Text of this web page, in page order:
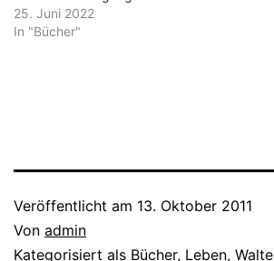
Diesmal sind es seine
Beobachtungen über die
um Briefe Mehrings an
Verleger.…
25. Juni 2022
In "Bücher"
Veröffentlicht am 13. Oktober 2011
Von admin
Kategorisiert als Bücher, Leben,